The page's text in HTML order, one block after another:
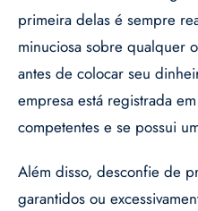
primeira delas é sempre
minuciosa sobre qualquer
antes de colocar seu
empresa está registrada
competentes e se possui
Além disso, desconfie de
garantidos ou